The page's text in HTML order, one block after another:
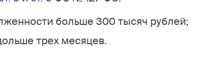
больше 300 тысяч рублей;
трех месяцев.